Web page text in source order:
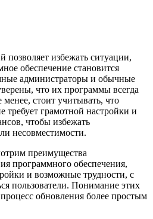
позволяет избежать ситуации,
обеспечение становится
администраторы и обычные
что их программы всегда
стоит учитывать, что
требует грамотной настройки и
чтобы избежать
несовместимости.
преимущества
программного обеспечения,
и возможные трудности, с
пользователи. Понимание этих
обновления более простым